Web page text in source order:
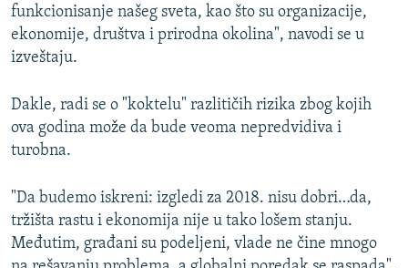
funkcionisanje našeg sveta, kao što su organizacije,
ekonomije, društva i prirodna okolina", navodi se u
izveštaju.
Dakle, radi se o "koktelu" razlitičih rizika zbog kojih
ova godina može da bude veoma nepredvidiva i
turobna.
"Da budemo iskreni: izgledi za 2018. nisu dobri…da,
tržišta rastu i ekonomija nije u tako lošem stanju.
Međutim, građani su podeljeni, vlade ne čine mnogo